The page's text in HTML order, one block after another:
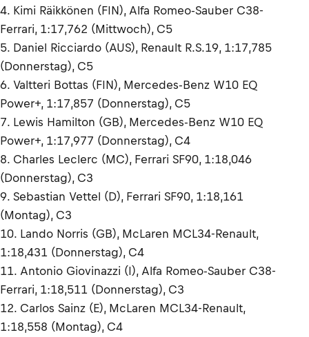
4. Kimi Räikkönen (FIN), Alfa Romeo-Sauber C38-
Ferrari, 1:17,762 (Mittwoch), C5
5. Daniel Ricciardo (AUS), Renault R.S.19, 1:17,785
(Donnerstag), C5
6. Valtteri Bottas (FIN), Mercedes-Benz W10 EQ
Power+, 1:17,857 (Donnerstag), C5
7. Lewis Hamilton (GB), Mercedes-Benz W10 EQ
Power+, 1:17,977 (Donnerstag), C4
8. Charles Leclerc (MC), Ferrari SF90, 1:18,046
(Donnerstag), C3
9. Sebastian Vettel (D), Ferrari SF90, 1:18,161
(Montag), C3
10. Lando Norris (GB), McLaren MCL34-Renault,
1:18,431 (Donnerstag), C4
11. Antonio Giovinazzi (I), Alfa Romeo-Sauber C38-
Ferrari, 1:18,511 (Donnerstag), C3
12. Carlos Sainz (E), McLaren MCL34-Renault,
1:18,558 (Montag), C4